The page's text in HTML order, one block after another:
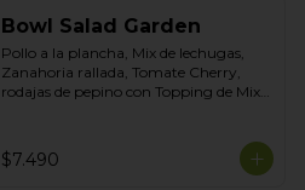
Bowl Salad Garden
Pollo a la plancha, Mix de lechugas,
Zanahoria rallada, Tomate Cherry,
rodajas de pepino con Topping de Mix
$7.490